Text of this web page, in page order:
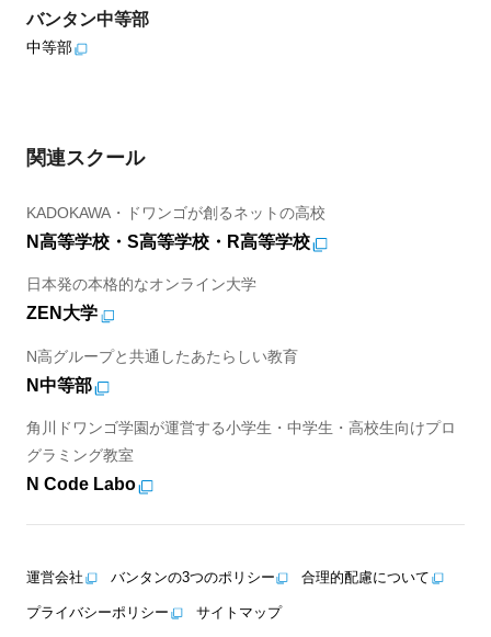
バンタン中等部
中等部
関連スクール
KADOKAWA・ドワンゴが創るネットの高校
N高等学校・S高等学校・R高等学校
日本発の本格的なオンライン大学
ZEN大学
N高グループと共通したあたらしい教育
N中等部
角川ドワンゴ学園が運営する小学生・中学生・高校生向けプロ
グラミング教室
N Code Labo
運営会社 バンタンの3つのポリシー 合理的配慮について
プライバシーポリシー サイトマップ